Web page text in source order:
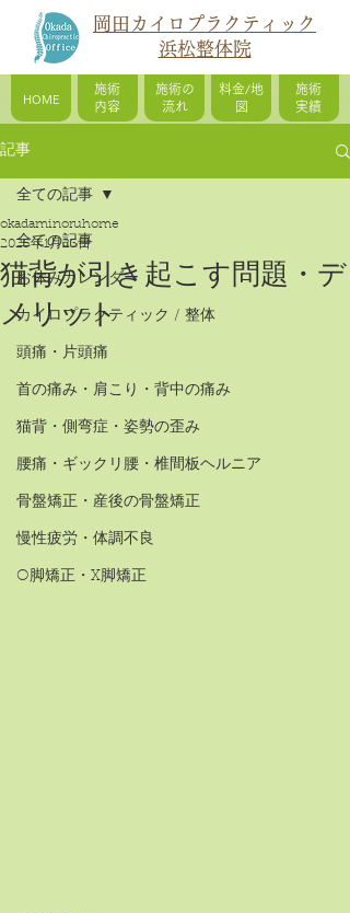
HOME
施術
内容
施術の
流れ
料金/地
図
施術
実績
岡田カイロプラクティック
浜松整体院
記事
全ての記事
お休みカレンダー
カイロプラクティック / 整体
頭痛・片頭痛
首の痛み・肩こり・背中の痛み
猫背・側弯症・姿勢の歪み
腰痛・ギックリ腰・椎間板ヘルニア
骨盤矯正・産後の骨盤矯正
慢性疲労・体調不良
O脚矯正・X脚矯正
全ての記事
猫背が引き起こす問題・デ
メリット
okadaminoruhome
2025年1月23日